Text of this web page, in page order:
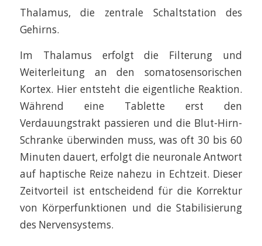
Thalamus, die zentrale Schaltstation des
Gehirns.
Im Thalamus erfolgt die Filterung und
Weiterleitung an den somatosensorischen
Kortex. Hier entsteht die eigentliche Reaktion.
Während eine Tablette erst den
Verdauungstrakt passieren und die Blut-Hirn-
Schranke überwinden muss, was oft 30 bis 60
Minuten dauert, erfolgt die neuronale Antwort
auf haptische Reize nahezu in Echtzeit. Dieser
Zeitvorteil ist entscheidend für die Korrektur
von Körperfunktionen und die Stabilisierung
des Nervensystems.